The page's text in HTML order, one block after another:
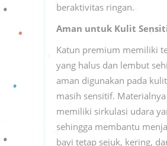
beraktivitas ringan.
Aman untuk Kulit
Katun premium memiliki
yang halus dan lembut
aman digunakan pada
masih sensitif.
memiliki sirkulasi udara
sehingga membantu
bayi tetap sejuk, kering,